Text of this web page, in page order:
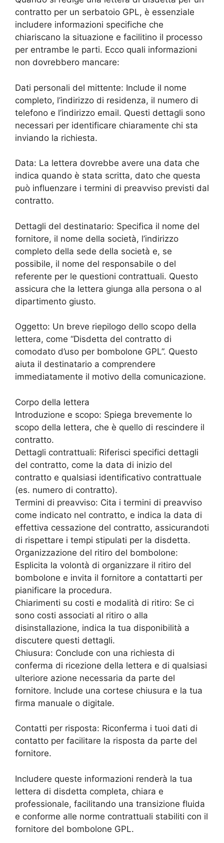
contratto per un serbatoio GPL, è essenziale
includere informazioni specifiche che
chiariscano la situazione e facilitino il processo
per entrambe le parti. Ecco quali informazioni
non dovrebbero mancare:
Dati personali del mittente: Include il nome
completo, l’indirizzo di residenza, il numero di
telefono e l’indirizzo email. Questi dettagli sono
necessari per identificare chiaramente chi sta
inviando la richiesta.
Data: La lettera dovrebbe avere una data che
indica quando è stata scritta, dato che questa
può influenzare i termini di preavviso previsti dal
contratto.
Dettagli del destinatario: Specifica il nome del
fornitore, il nome della società, l’indirizzo
completo della sede della società e, se
possibile, il nome del responsabile o del
referente per le questioni contrattuali. Questo
assicura che la lettera giunga alla persona o al
dipartimento giusto.
Oggetto: Un breve riepilogo dello scopo della
lettera, come “Disdetta del contratto di
comodato d’uso per bombolone GPL”. Questo
aiuta il destinatario a comprendere
immediatamente il motivo della comunicazione.
Corpo della lettera
Introduzione e scopo: Spiega brevemente lo
scopo della lettera, che è quello di rescindere il
contratto.
Dettagli contrattuali: Riferisci specifici dettagli
del contratto, come la data di inizio del
contratto e qualsiasi identificativo contrattuale
(es. numero di contratto).
Termini di preavviso: Cita i termini di preavviso
come indicato nel contratto, e indica la data di
effettiva cessazione del contratto, assicurandoti
di rispettare i tempi stipulati per la disdetta.
Organizzazione del ritiro del bombolone:
Esplicita la volontà di organizzare il ritiro del
bombolone e invita il fornitore a contattarti per
pianificare la procedura.
Chiarimenti su costi e modalità di ritiro: Se ci
sono costi associati al ritiro o alla
disinstallazione, indica la tua disponibilità a
discutere questi dettagli.
Chiusura: Conclude con una richiesta di
conferma di ricezione della lettera e di qualsiasi
ulteriore azione necessaria da parte del
fornitore. Include una cortese chiusura e la tua
firma manuale o digitale.
Contatti per risposta: Riconferma i tuoi dati di
contatto per facilitare la risposta da parte del
fornitore.
Includere queste informazioni renderà la tua
lettera di disdetta completa, chiara e
professionale, facilitando una transizione fluida
e conforme alle norme contrattuali stabiliti con il
fornitore del bombolone GPL.